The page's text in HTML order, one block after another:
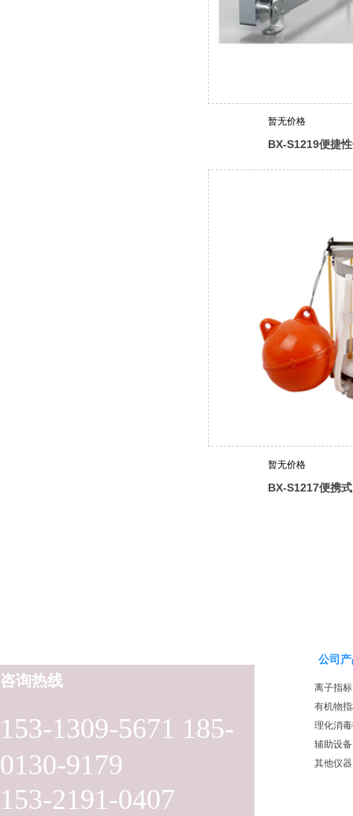
暂无价格
BX-S1219便捷
暂无价格
BX-S1217便携
153-1309-5671 185-
0130-9179
153-2191-0407
咨询热线
公司
离子指标
有机物
理化消
辅助设备
其他仪器